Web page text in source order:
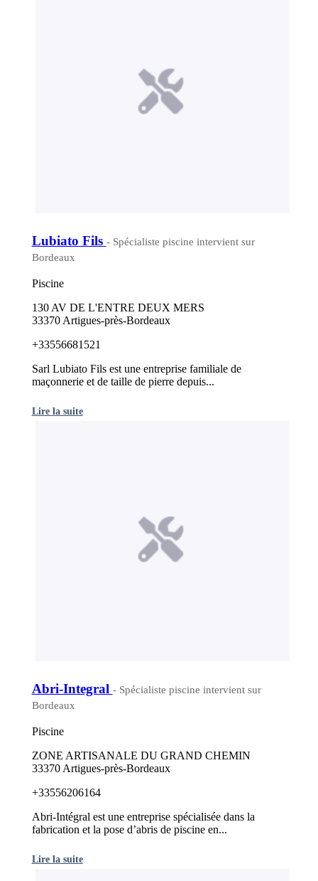
Lubiato Fils - Spécialiste piscine intervient sur
Bordeaux
Piscine
130 AV DE L'ENTRE DEUX MERS
33370 Artigues-près-Bordeaux
+33556681521
Sarl Lubiato Fils est une entreprise familiale de
maçonnerie et de taille de pierre depuis...
Lire la suite
Abri-Integral - Spécialiste piscine intervient sur
Bordeaux
Piscine
ZONE ARTISANALE DU GRAND CHEMIN
33370 Artigues-près-Bordeaux
+33556206164
Abri-Intégral est une entreprise spécialisée dans la
fabrication et la pose d’abris de piscine en...
Lire la suite